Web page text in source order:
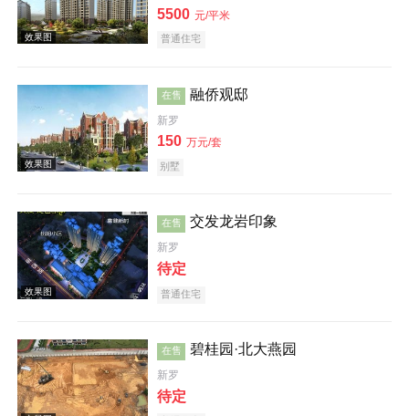
效果图
样板间
效果图
5500 元/平米
普通住宅
在售 融侨观邸
新罗
150 万元/套
别墅
在售 交发龙岩印象
新罗
待定
普通住宅
在售 碧桂园·北大燕园
新罗
待定